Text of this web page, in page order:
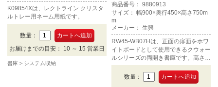
K09854Xは、レクトライン クリスタ
ルトレー用ネーム用紙です。
数量：
お届けまでの目安： 10 ～ 15 営業日
書庫 システム収納
商品番号： 9880913
サイズ： 幅900×奥行450×高さ750m
m
メーカー： 生興
RW45-WB07Hは、正面の扉面をホワ
イトボードとして使用できるクウォー
ルシリーズの両開き書庫です。高さ7
50mm×幅900mm×奥行450mm、カラ
ーはホワイト。
数量：